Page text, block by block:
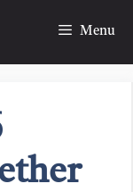
Menu